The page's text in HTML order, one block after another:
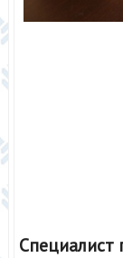
Специалист